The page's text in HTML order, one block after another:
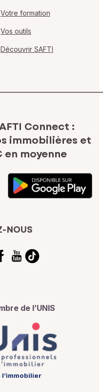
Votre formation
Vos outils
Découvrir SAFTI
Connect :
immobilières et
en moyenne
NOUS
de l’UNIS